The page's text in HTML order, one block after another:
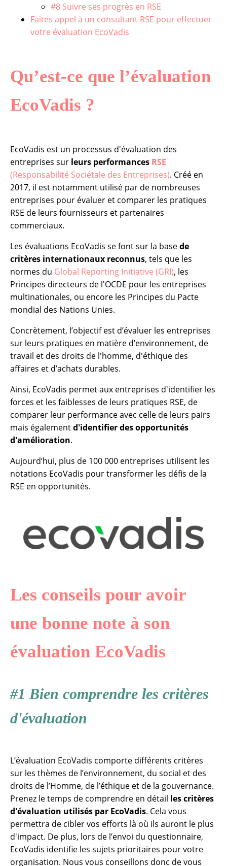
#8 Suivre ses progrès en RSE
Faites appel à un consultant RSE pour effectuer
votre évaluation EcoVadis
Qu’est-ce que l’évaluation
EcoVadis ?
EcoVadis est un processus d'évaluation des
entreprises sur leurs performances RSE
(Responsabilité Sociétale des Entreprises). Créé en
2017, il est notamment utilisé par de nombreuses
entreprises pour évaluer et comparer les pratiques
RSE de leurs fournisseurs et partenaires
commerciaux.
Les évaluations EcoVadis se font sur la basede
critères internationaux reconnus, tels que les
normes du Global Reporting Initiative (GRI), les
Principes directeurs de l'OCDE pour les entreprises
multinationales, ou encore les Principes du Pacte
mondial des Nations Unies.
Concrètement, l’objectif est d’évaluer les entreprises
sur leurs pratiques en matière d’environnement, de
travail et des droits de l'homme, d'éthique des
affaires et d’achats durables.
Ainsi, EcoVadis permet aux entreprises d'identifier les
forces et les faiblesses de leurs pratiques RSE, de
comparer leur performance avec celle de leurs pairs
mais égalementd'identifier des opportunités
d'amélioration.
Aujourd’hui, plus de 100 000 entreprises utilisent les
notations EcoVadis pour transformer les défis de la
RSE en opportunités.
Les conseils pour avoir
une bonne note à son
évaluation EcoVadis
#1 Bien comprendre les critères
d'évaluation
L’évaluation EcoVadis comporte différents critères
sur les thèmes de l’environnement, du social et des
droits de l’Homme, de l’éthique et de la gouvernance.
Prenez le temps de comprendre en détail les critères
d'évaluation utilisés par EcoVadis. Cela vous
permettra de cibler vos efforts là où ils auront le plus
d'impact. De plus, lors de l’envoi du questionnaire,
EcoVadis identifie les sujets prioritaires pour votre
organisation. Nous vous conseillons donc de vous